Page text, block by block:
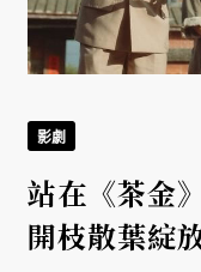
影劇
站在《茶金
開枝散葉綻